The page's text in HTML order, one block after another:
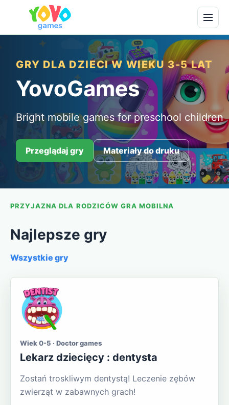
GRY DLA DZIECI W WIEKU 3-5 LAT
YovoGames
Bright mobile games for preschool children
Przeglądaj gry Materiały do druku
PRZYJAZNA DLA RODZICÓW GRA MOBILNA
Najlepsze gry
Wszystkie gry
Wiek 0-5 · Doctor games
Lekarz dziecięcy : dentysta
Zostań troskliwym dentystą! Leczenie zębów
zwierząt w zabawnych grach!